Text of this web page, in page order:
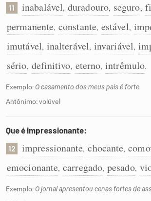
11 inabalável, duradouro, seguro,
permanente, constante, estável,
imutável, inalterável, invariável,
sério, definitivo, eterno, intrêmulo.
Exemplo: O casamento dos meus pais é forte.
Antônimo: volúvel
Que é impressionante:
12 impressionante, chocante,
emocionante, carregado, pesado,
Exemplo: O jornal apresentou cenas fortes de